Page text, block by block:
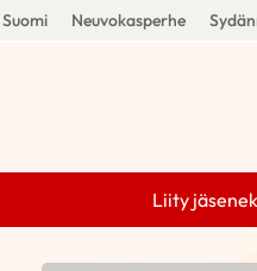
Neuvokasperhe
Liity